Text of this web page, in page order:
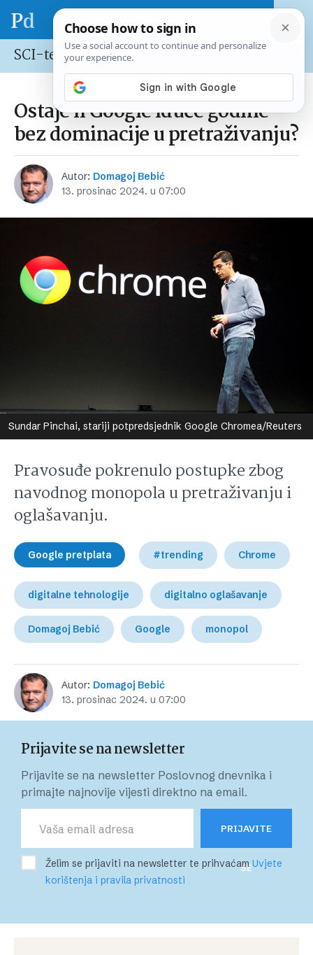
SCI-tech
Ostaje li Google iduće godine
bez dominacije u pretraživanju?
Autor: Domagoj Bebić
13. prosinac 2024. u 07:00
Sundar Pinchai, stariji potpredsjednik Google Chromea/Reuters
Pravosuđe pokrenulo postupke zbog
navodnog monopola u pretraživanju i
oglašavanju.
Google pretplata #trending Chrome
digitalne tehnologije digitalno oglašavanje
Domagoj Bebić Google monopol
Autor: Domagoj Bebić
13. prosinac 2024. u 07:00
Prijavite se na newsletter
Prijavite se na newsletter Poslovnog dnevnika i
primajte najnovije vijesti direktno na email.
PRIJAVITE
SE
Želim se prijaviti na newsletter te prihvaćamUvjete
korištenja i pravila privatnosti